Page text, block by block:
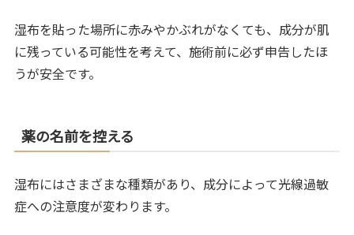
湿布を貼った場所に赤みやかぶれがなくても、成分が肌
に残っている可能性を考えて、施術前に必ず申告したほ
うが安全です。
薬の名前を控える
湿布にはさまざまな種類があり、成分によって光線過敏
症への注意度が変わります。